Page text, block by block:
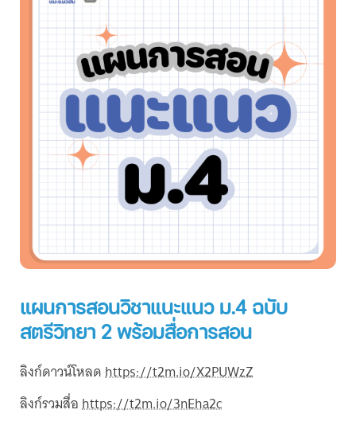
แผนการสอนวิชาแนะแนว ม.4 ฉบับ
สตรีวิทยา 2 พร้อมสื่อการสอน
ลิงก์ดาวน์โหลดhttps://t2m.io/X2PUWzZ
ลิงก์รวมสื่อhttps://t2m.io/3nEha2c